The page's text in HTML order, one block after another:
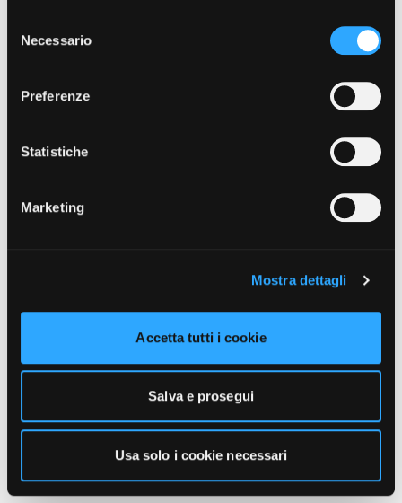
prosegui” o decidere di accettare tutti i cookie, cliccando
sul pulsante “Accetta tutti i cookie”. Cliccando sul tasto
unicamente i cookie necessari alla navigazione. Per
funzionamento, puoi prendere visione dell’informativa
cliccando qui.
delNecessario
Preferenze
Statistiche
Marketing
Mostra dettagli
Accetta tutti i cookie
Salva e prosegui
Usa solo i cookie necessari
404